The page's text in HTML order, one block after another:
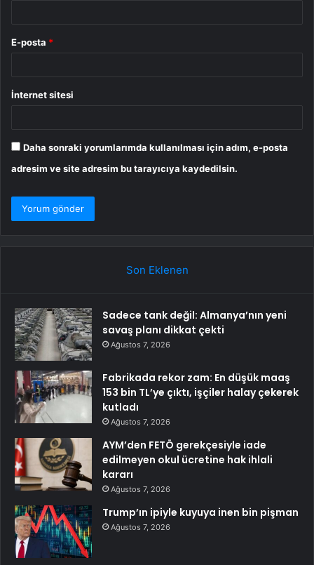
E-posta *
İnternet sitesi
Daha sonraki yorumlarımda kullanılması için adım, e-posta
adresim ve site adresim bu tarayıcıya kaydedilsin.
Son Eklenen
Sadece tank değil: Almanya’nın yeni
savaş planı dikkat çekti
Ağustos 7, 2026
Fabrikada rekor zam: En düşük maaş
153 bin TL’ye çıktı, işçiler halay çekerek
kutladı
Ağustos 7, 2026
AYM’den FETÖ gerekçesiyle iade
edilmeyen okul ücretine hak ihlali
kararı
Ağustos 7, 2026
Trump’ın ipiyle kuyuya inen bin pişman
Ağustos 7, 2026